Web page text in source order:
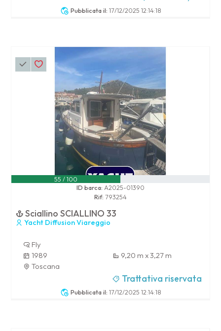
Pubblicata il: 17/12/2025 12:14:18
Pubblicata il: 17/12/2025 12:14:18
55 / 100
ID barca: A2025-01390
Rif: 793254
Sciallino SCIALLINO 33
Yacht Diffusion Viareggio
Fly
1989
9,20 m x 3,27 m
Toscana
Trattativa riservata